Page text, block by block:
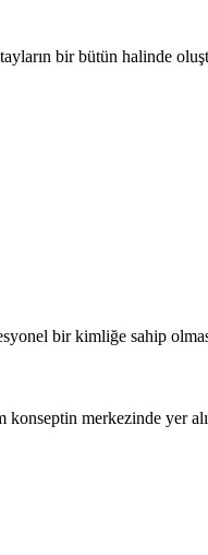
bir bütün halinde
bir kimliğe sahip
konseptin merkezinde